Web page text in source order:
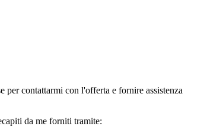
contattarmi con l'offerta e fornire assistenza
da me forniti tramite: